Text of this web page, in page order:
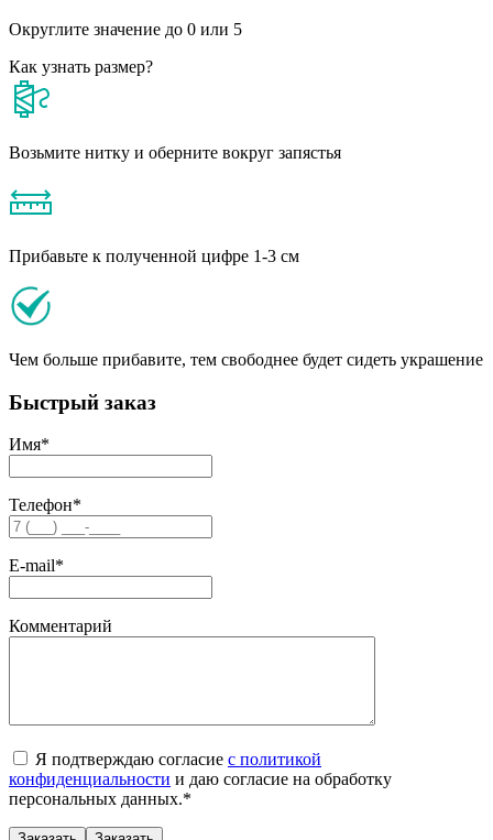
Округлите значение до 0 или 5
Как узнать размер?
Возьмите нитку и оберните вокруг запястья
Прибавьте к полученной цифре 1-3 см
Чем больше прибавите, тем свободнее будет сидеть украшение
Быстрый заказ
Имя*
Телефон*
E-mail*
Комментарий
Я подтверждаю согласие с политикой
конфиденциальности и даю согласие на обработку
персональных данных.*